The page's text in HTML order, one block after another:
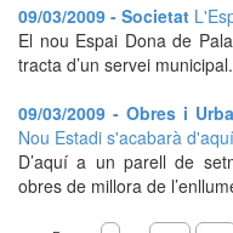
09/03/2009 - Societat
El nou Espai Dona de
tracta d’un servei
09/03/2009 - Obres i
Nou Estadi s'acabarà
D’aquí a un parell de
obres de millora de